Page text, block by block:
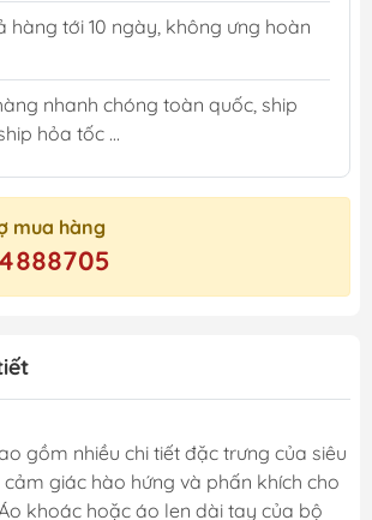
hàng tới 10 ngày, không ưng hoàn
nhanh chóng toàn quốc, ship
hỏa tốc ...
mua hàng
gồm nhiều chi tiết đặc trưng của siêu
giác hào hứng và phấn khích cho
khoác hoặc áo len dài tay của bộ